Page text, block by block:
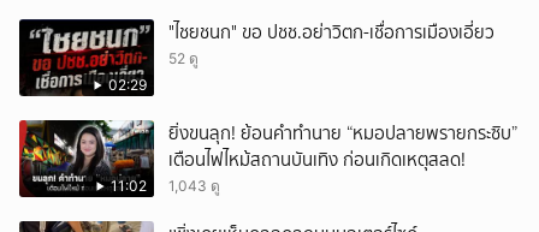
02:29
"ไชยชนก" ขอ ปชช.อย่าวิตก-เชื่อการเมืองเอี่ยว
52 ดู
11:02
ยิ่งขนลุก! ย้อนคำทำนาย “หมอปลายพรายกระซิบ”
เตือนไฟไหม้สถานบันเทิง ก่อนเกิดเหตุสลด!
1,043 ดู